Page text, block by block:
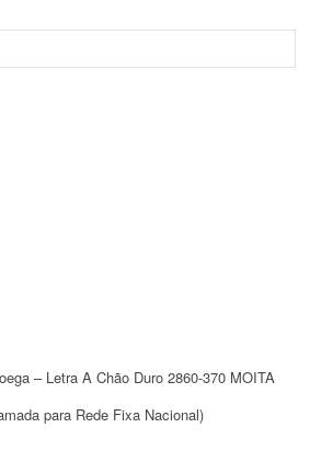
– Letra A Chão Duro 2860-370 MOITA
para Rede Fixa Nacional)